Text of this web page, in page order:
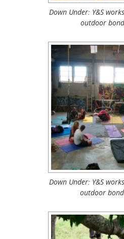
Down Under: Y&S
outdoor
Down Under: Y&S
outdoor